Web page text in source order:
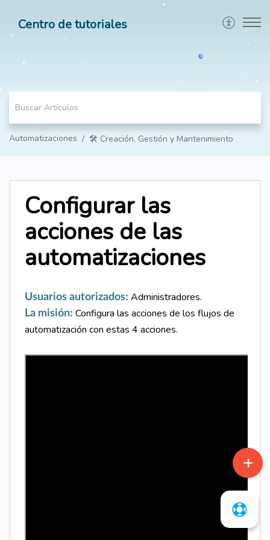
Centro de tutoriales
Automatizaciones 🛠️ Creación, Gestión y Mantenimiento
Configurar las
acciones de las
automatizaciones
Usuarios autorizados: Administradores.
La misión: Configura las acciones de los flujos de
automatización con estas 4 acciones.